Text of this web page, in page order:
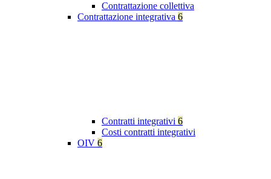
Contrattazione collettiva
Contrattazione integrativa 6
Contratti integrativi 6
Costi contratti integrativi
OIV 6